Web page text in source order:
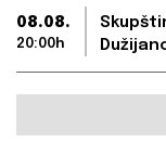
08.08.
20:00h